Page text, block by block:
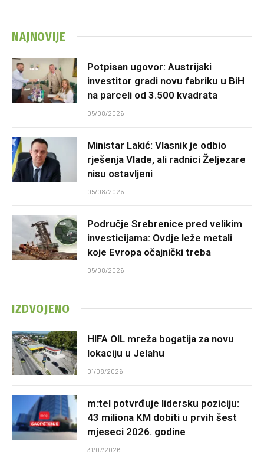
NAJNOVIJE
Potpisan ugovor: Austrijski
investitor gradi novu fabriku u BiH
na parceli od 3.500 kvadrata
05/08/2026
Ministar Lakić: Vlasnik je odbio
rješenja Vlade, ali radnici Željezare
nisu ostavljeni
05/08/2026
Područje Srebrenice pred velikim
investicijama: Ovdje leže metali
koje Evropa očajnički treba
05/08/2026
IZDVOJENO
HIFA OIL mreža bogatija za novu
lokaciju u Jelahu
01/08/2026
m:tel potvrđuje lidersku poziciju:
43 miliona KM dobiti u prvih šest
mjeseci 2026. godine
31/07/2026